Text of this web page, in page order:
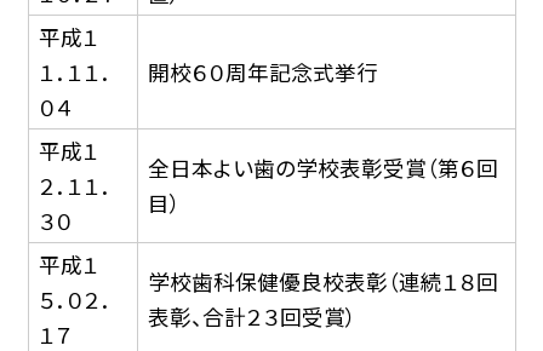
平成１
１．１１．
０４
開校６０周年記念式挙行
平成１
２．１１．
３０
全日本よい歯の学校表彰受賞（第６回
目）
平成１
５．０２．
１７
学校歯科保健優良校表彰（連続１８回
表彰、合計２３回受賞）